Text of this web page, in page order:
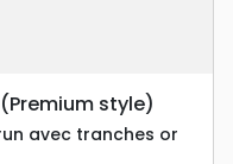
style)
avec tranches or